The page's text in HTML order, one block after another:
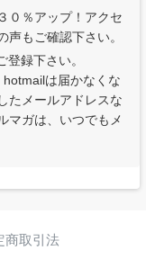
０％アップ！アクセ
もご確認下さい。
録下さい。
は届かなくな
たメールアドレスな
マガは、いつでもメ
商取引法